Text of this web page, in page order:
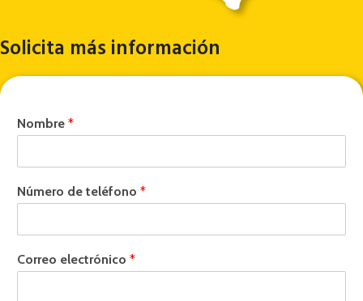
Solicita más información
Nombre *
Número de teléfono *
Correo electrónico *